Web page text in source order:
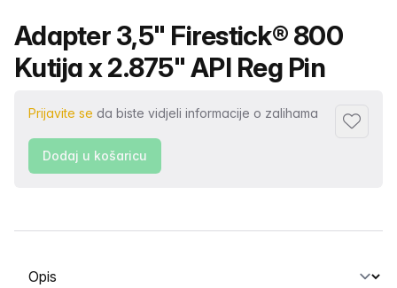
Naziv proizvoda
Adapter 3,5" Firestick® 800
Kutija x 2.875" API Reg Pin
Prijavite se da biste vidjeli informacije o zalihama
Dodaj
Dodaj u košaricu
Odabir kartice